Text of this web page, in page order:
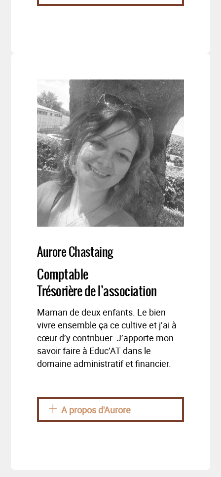
Aurore Chastaing
Comptable
Trésorière de l’association
Maman de deux enfants. Le bien
vivre ensemble ça ce cultive et j’ai à
cœur d’y contribuer. J’apporte mon
savoir faire à Educ’AT dans le
domaine administratif et financier.
A propos d'Aurore